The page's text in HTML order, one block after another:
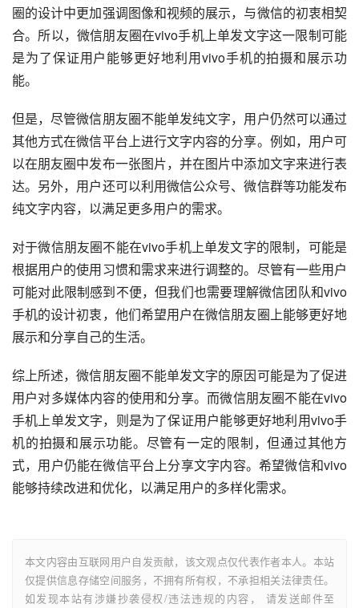
圈的设计中更加强调图像和视频的展示，与微信的初衷相契
合。所以，微信朋友圈在vivo手机上单发文字这一限制可能
是为了保证用户能够更好地利用vivo手机的拍摄和展示功
能。
但是，尽管微信朋友圈不能单发纯文字，用户仍然可以通过
其他方式在微信平台上进行文字内容的分享。例如，用户可
以在朋友圈中发布一张图片，并在图片中添加文字来进行表
达。另外，用户还可以利用微信公众号、微信群等功能发布
纯文字内容，以满足更多用户的需求。
对于微信朋友圈不能在vivo手机上单发文字的限制，可能是
根据用户的使用习惯和需求来进行调整的。尽管有一些用户
可能对此限制感到不便，但我们也需要理解微信团队和vivo
手机的设计初衷，他们希望用户在微信朋友圈上能够更好地
展示和分享自己的生活。
综上所述，微信朋友圈不能单发文字的原因可能是为了促进
用户对多媒体内容的使用和分享。而微信朋友圈不能在vivo
手机上单发文字，则是为了保证用户能够更好地利用vivo手
机的拍摄和展示功能。尽管有一定的限制，但通过其他方
式，用户仍能在微信平台上分享文字内容。希望微信和vivo
能够持续改进和优化，以满足用户的多样化需求。
本文内容由互联网用户自发贡献，该文观点仅代表作者本人。本站
仅提供信息存储空间服务，不拥有所有权，不承担相关法律责任。
如发现本站有涉嫌抄袭侵权/违法违规的内容， 请发送邮件至